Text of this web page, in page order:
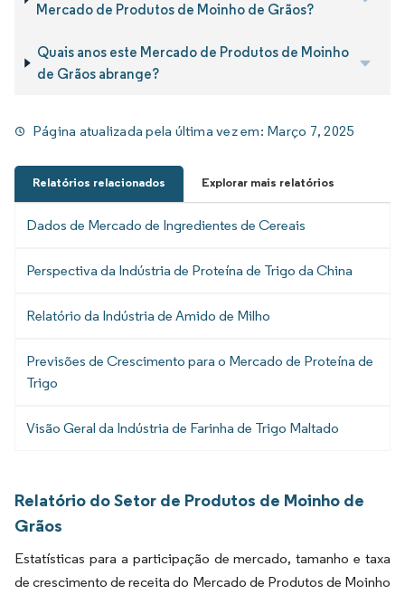
Mercado de Produtos de Moinho de Grãos?
Quais anos este Mercado de Produtos de Moinho
de Grãos abrange?
Página atualizada pela última vez em: Março 7, 2025
Relatórios relacionados Explorar mais relatórios
Dados de Mercado de Ingredientes de Cereais
Perspectiva da Indústria de Proteína de Trigo da China
Relatório da Indústria de Amido de Milho
Previsões de Crescimento para o Mercado de Proteína de
Trigo
Visão Geral da Indústria de Farinha de Trigo Maltado
Relatório do Setor de Produtos de Moinho de
Grãos
Estatísticas para a participação de mercado, tamanho e taxa
de crescimento de receita do Mercado de Produtos de Moinho